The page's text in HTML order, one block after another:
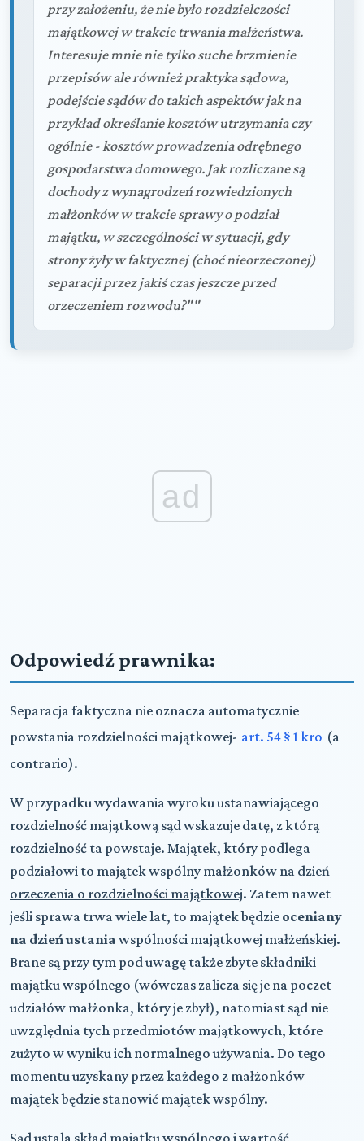
przy założeniu, że nie było rozdzielczości
majątkowej w trakcie trwania małżeństwa.
Interesuje mnie nie tylko suche brzmienie
przepisów ale również praktyka sądowa,
podejście sądów do takich aspektów jak na
przykład określanie kosztów utrzymania czy
ogólnie - kosztów prowadzenia odrębnego
gospodarstwa domowego. Jak rozliczane są
dochody z wynagrodzeń rozwiedzionych
małżonków w trakcie sprawy o podział
majątku, w szczególności w sytuacji, gdy
strony żyły w faktycznej (choć nieorzeczonej)
separacji przez jakiś czas jeszcze przed
orzeczeniem rozwodu?""
ad
Odpowiedź prawnika:
Separacja faktyczna nie oznacza automatycznie
powstania rozdzielności majątkowej- art. 54 § 1 kro (a
contrario).
W przypadku wydawania wyroku ustanawiającego
rozdzielność majątkową sąd wskazuje datę, z którą
rozdzielność ta powstaje. Majątek, który podlega
podziałowi to majątek wspólny małżonków na dzień
orzeczenia o rozdzielności majątkowej. Zatem nawet
jeśli sprawa trwa wiele lat, to majątek będzie oceniany
na dzień ustania wspólności majątkowej małżeńskiej.
Brane są przy tym pod uwagę także zbyte składniki
majątku wspólnego (wówczas zalicza się je na poczet
udziałów małżonka, który je zbył), natomiast sąd nie
uwzględnia tych przedmiotów majątkowych, które
zużyto w wyniku ich normalnego używania. Do tego
momentu uzyskany przez każdego z małżonków
majątek będzie stanowić majątek wspólny.
Sąd ustala skład majątku wspólnego i wartość